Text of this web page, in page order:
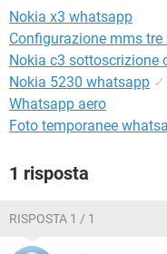
Nokia x3 whatsapp
Configurazione mms tre
Nokia c3 sottoscrizione
Nokia 5230 whatsapp ✓
Whatsapp aero
Foto temporanee
1 risposta
RISPOSTA 1 / 1